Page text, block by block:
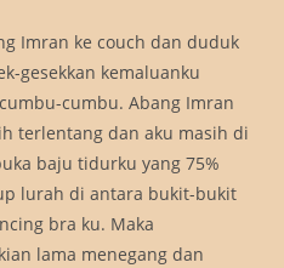
Imran ke couch dan duduk
gesekkan kemaluanku
cumbu. Abang Imran
terlentang dan aku masih di
baju tidurku yang 75%
lurah di antara bukit-bukit
bra ku. Maka
lama menegang dan